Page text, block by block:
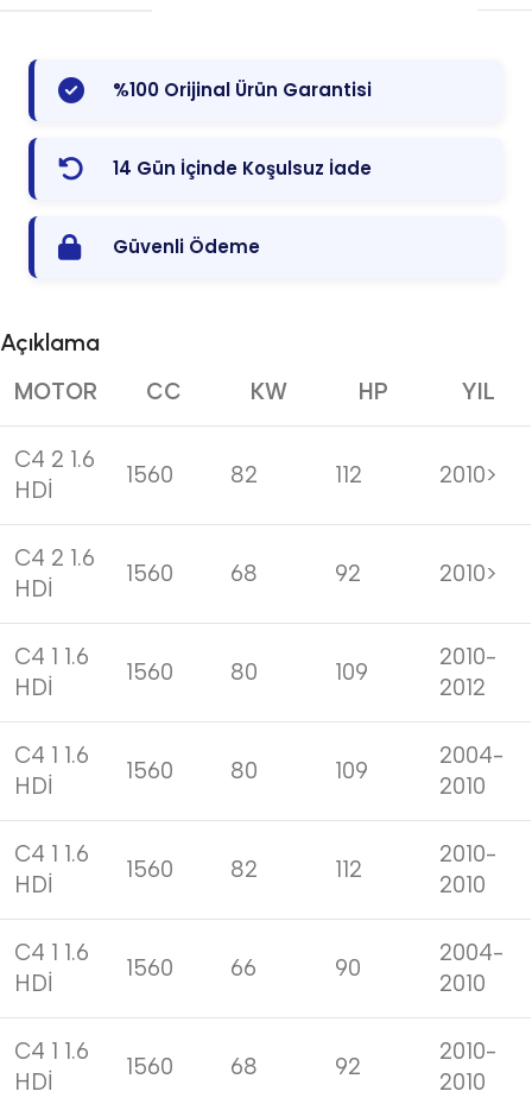
%100 Orijinal Ürün Garantisi
14 Gün İçinde Koşulsuz İade
Güvenli Ödeme
Açıklama
MOTOR CC KW HP YIL
C4 2 1.6
HDİ
1560 82 112 2010>
C4 2 1.6
HDİ
1560 68 92 2010>
C4 1 1.6
HDİ
1560 80 109
2010-
2012
C4 1 1.6
HDİ
1560 80 109
2004-
2010
C4 1 1.6
HDİ
1560 82 112
2010-
2010
C4 1 1.6
HDİ
1560 66 90
2004-
2010
C4 1 1.6
HDİ
1560 68 92
2010-
2010